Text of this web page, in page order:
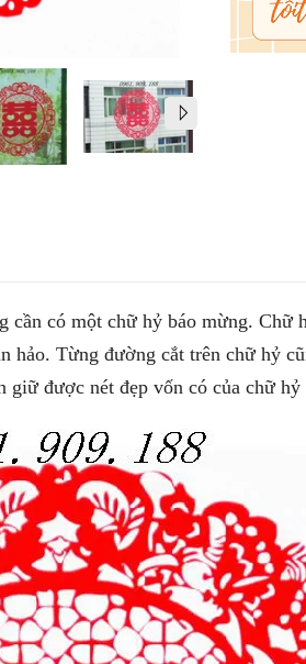
cần có một chữ hỷ báo mừng.
hảo. Từng đường cắt trên chữ hỷ
được nét đẹp vốn có của chữ